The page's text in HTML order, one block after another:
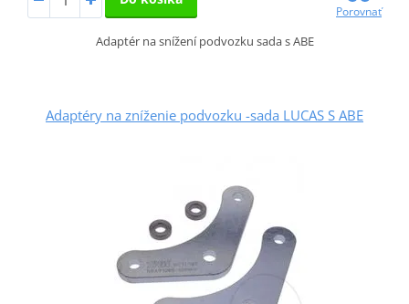
Porovnať
Adaptér na snížení podvozku sada s ABE
Adaptéry na zníženie podvozku -sada LUCAS S ABE